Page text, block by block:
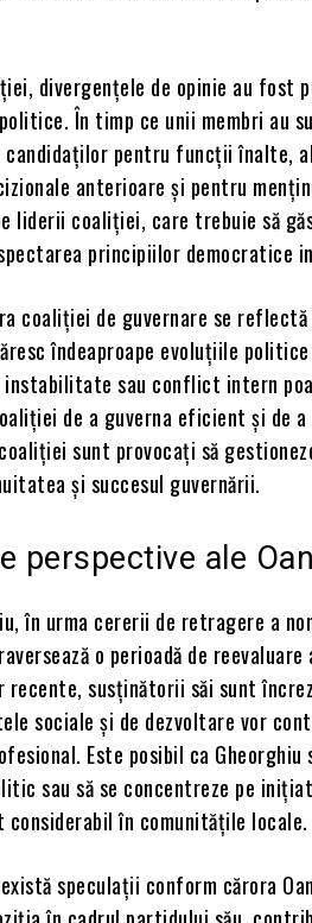
divergențele de opinie au fost
În timp ce unii membri au
candidaților pentru funcții înalte,
anterioare și pentru
liderii coaliției, care trebuie să
principiilor democratice
coaliției de guvernare se
îndeaproape evoluțiile
instabilitate sau conflict intern
de a guverna eficient și de
sunt provocați să
și succesul guvernării.
perspective ale
în urma cererii de retragere a
o perioadă de
recente, susținătorii săi sunt
sociale și de dezvoltare vor
Este posibil ca
sau să se concentreze pe
considerabil în comunitățile locale.
există speculații conform cărora